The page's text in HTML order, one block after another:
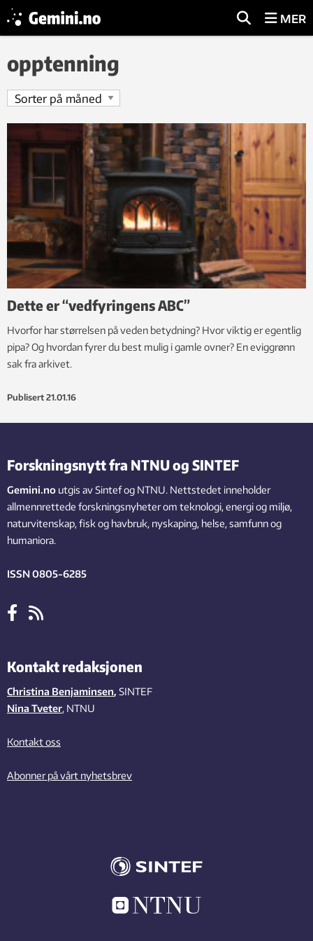
MER
opptenning
Dette er “vedfyringens ABC”
Hvorfor har størrelsen på veden betydning? Hvor viktig er egentlig
pipa? Og hvordan fyrer du best mulig i gamle ovner? En eviggrønn
sak fra arkivet.
Publisert 21.01.16
Forskningsnytt fra NTNU og SINTEF
Gemini.no utgis av Sintef og NTNU. Nettstedet inneholder
allmennrettede forskningsnyheter om teknologi, energi og miljø,
naturvitenskap, fisk og havbruk, nyskaping, helse, samfunn og
humaniora.
ISSN 0805-6285
Kontakt redaksjonen
Christina Benjaminsen, SINTEF
Nina Tveter, NTNU
Kontakt oss
Abonner på vårt nyhetsbrev